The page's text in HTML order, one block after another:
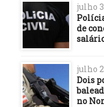
julho
de
julho
Dois
no